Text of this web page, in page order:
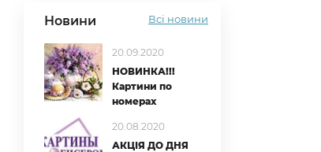
Новини
20.09.2020
НОВИНКА!!!
Картини по
номерах
20.08.2020
АКЦІЯ ДО ДНЯ
Всі новини